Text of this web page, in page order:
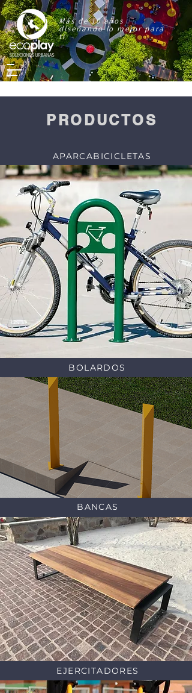
Más de 10 años
diseñando lo mejor para
ti
PRODUCTOS
APARCABICICLETAS
BOLARDOS
BANCAS
EJERCITADORES